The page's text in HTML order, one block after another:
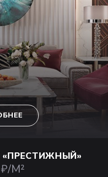
«ПРЕСТИЖНЫЙ»
М²